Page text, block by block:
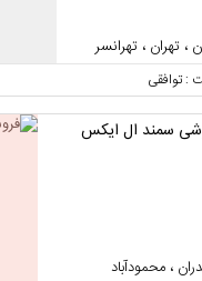
، تهران ، تهرانسر
: توافقی
سمند ال ایکس
، محمودآباد